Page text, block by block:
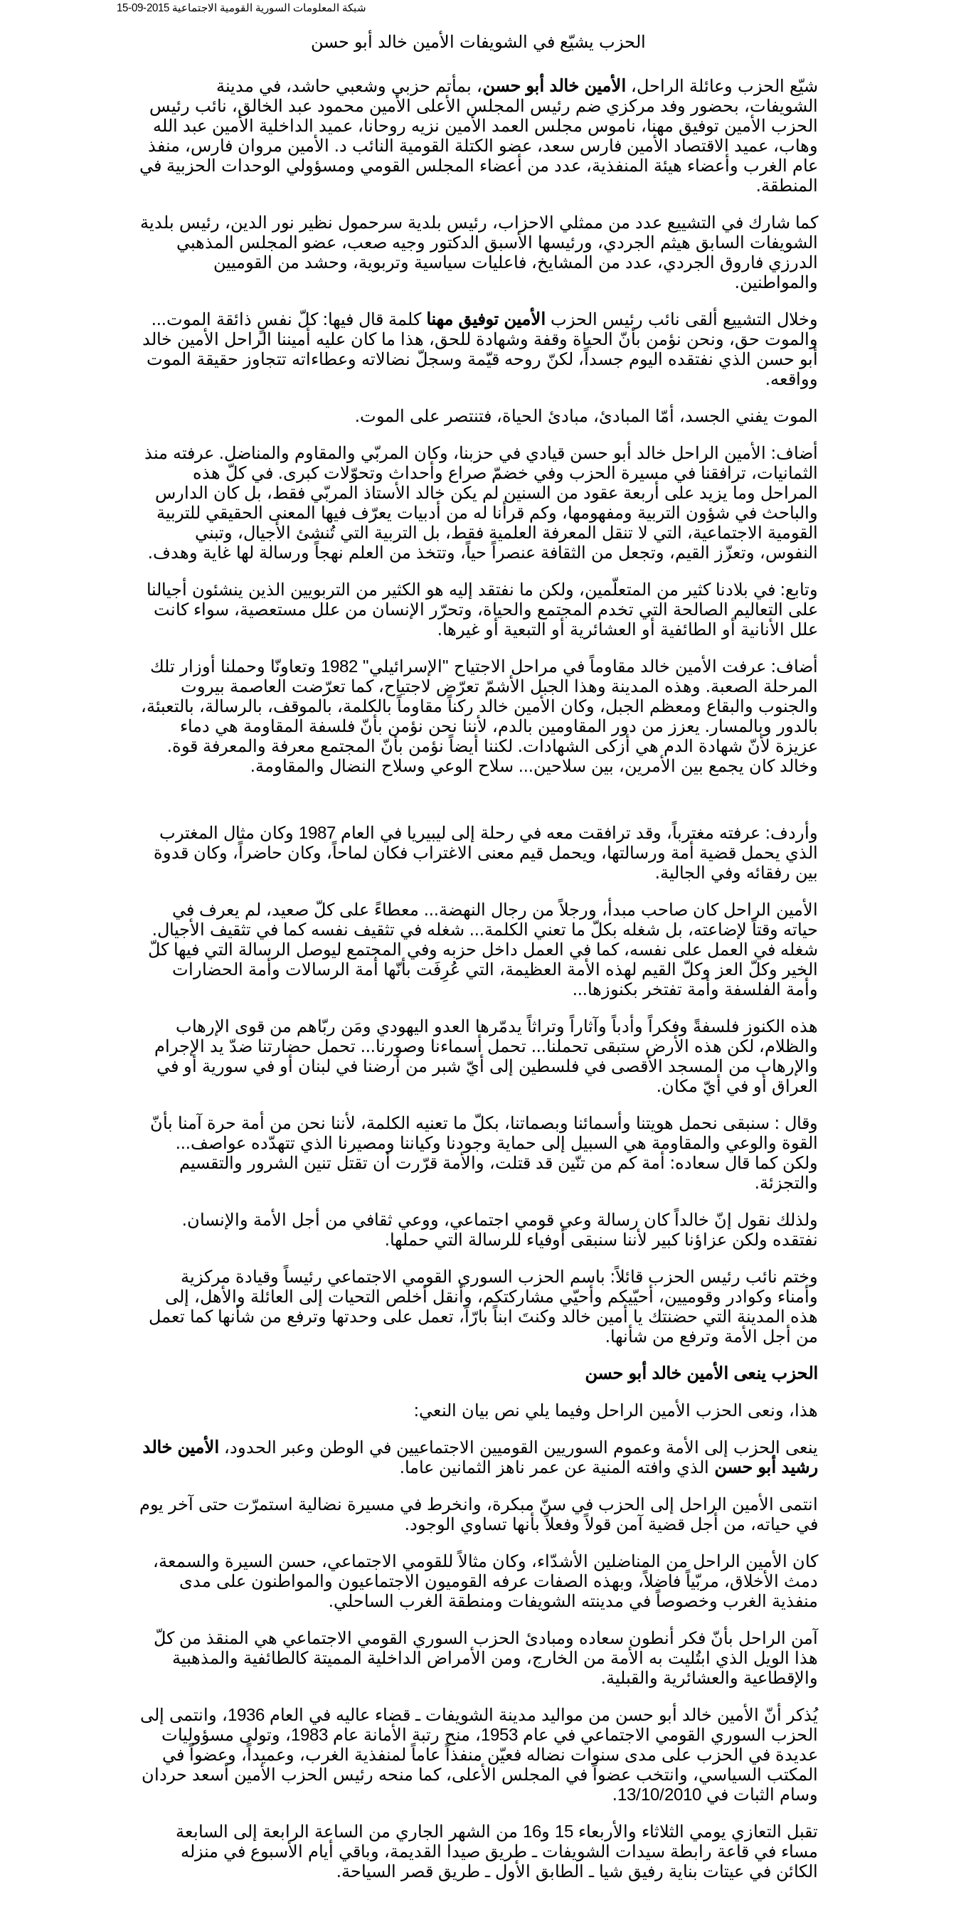
شبكة المعلومات السورية القومية الاجتماعية 2015-09-15
الحزب يشيّع في الشويفات الأمين خالد أبو حسن
شيّع الحزب وعائلة الراحل، الأمين خالد أبو حسن، بمأتم حزبي وشعبي حاشد، في مدينة
الشويفات، بحضور وفد مركزي ضم رئيس المجلس الأعلى الأمين محمود عبد الخالق، نائب رئيس
الحزب الأمين توفيق مهنا، ناموس مجلس العمد الأمين نزيه روحانا، عميد الداخلية الأمين عبد الله
وهاب، عميد الاقتصاد الأمين فارس سعد، عضو الكتلة القومية النائب د. الأمين مروان فارس، منفذ
عام الغرب وأعضاء هيئة المنفذية، عدد من أعضاء المجلس القومي ومسؤولي الوحدات الحزبية في
المنطقة.
كما شارك في التشييع عدد من ممثلي الاحزاب، رئيس بلدية سرحمول نظير نور الدين، رئيس بلدية
الشويفات السابق هيثم الجردي، ورئيسها الأسبق الدكتور وجيه صعب، عضو المجلس المذهبي
الدرزي فاروق الجردي، عدد من المشايخ، فاعليات سياسية وتربوية، وحشد من القوميين
والمواطنين.
وخلال التشييع ألقى نائب رئيس الحزب الأمين توفيق مهنا كلمة قال فيها: كلّ نفسٍ ذائقة الموت...
والموت حق، ونحن نؤمن بأنّ الحياة وقفة وشهادة للحق، هذا ما كان عليه أميننا الراحل الأمين خالد
أبو حسن الذي نفتقده اليوم جسداً، لكنّ روحه قيّمة وسجلّ نضالاته وعطاءاته تتجاوز حقيقة الموت
وواقعه.
الموت يفني الجسد، أمّا المبادئ، مبادئ الحياة، فتنتصر على الموت.
أضاف: الأمين الراحل خالد أبو حسن قيادي في حزبنا، وكان المربّي والمقاوم والمناضل. عرفته منذ
الثمانيات، ترافقنا في مسيرة الحزب وفي خضمّ صراع وأحداث وتحوّلات كبرى. في كلّ هذه
المراحل وما يزيد على أربعة عقود من السنين لم يكن خالد الأستاذ المربّي فقط، بل كان الدارس
والباحث في شؤون التربية ومفهومها، وكم قرأنا له من أدبيات يعرّف فيها المعنى الحقيقي للتربية
القومية الاجتماعية، التي لا تنقل المعرفة العلمية فقط، بل التربية التي تُنشئ الأجيال، وتبني
النفوس، وتعزّز القيم، وتجعل من الثقافة عنصراً حياً، وتتخذ من العلم نهجاً ورسالة لها غاية وهدف.
وتابع: في بلادنا كثير من المتعلّمين، ولكن ما نفتقد إليه هو الكثير من التربويين الذين ينشئون أجيالنا
على التعاليم الصالحة التي تخدم المجتمع والحياة، وتحرّر الإنسان من علل مستعصية، سواء كانت
علل الأنانية أو الطائفية أو العشائرية أو التبعية أو غيرها.
أضاف: عرفت الأمين خالد مقاوماً في مراحل الاجتياح "الإسرائيلي" 1982 وتعاونّا وحملنا أوزار تلك
المرحلة الصعبة. وهذه المدينة وهذا الجبل الأشمّ تعرّض لاجتياح، كما تعرّضت العاصمة بيروت
والجنوب والبقاع ومعظم الجبل، وكان الأمين خالد ركناً مقاوماً بالكلمة، بالموقف، بالرسالة، بالتعبئة،
بالدور وبالمسار. يعزز من دور المقاومين بالدم، لأننا نحن نؤمن بأنّ فلسفة المقاومة هي دماء
عزيزة لأنّ شهادة الدم هي أزكى الشهادات. لكننا أيضاً نؤمن بأنّ المجتمع معرفة والمعرفة قوة.
وخالد كان يجمع بين الأمرين، بين سلاحين... سلاح الوعي وسلاح النضال والمقاومة.
وأردف: عرفته مغترباً، وقد ترافقت معه في رحلة إلى ليبيريا في العام 1987 وكان مثال المغترب
الذي يحمل قضية أمة ورسالتها، ويحمل قيم معنى الاغتراب فكان لماحاً، وكان حاضراً، وكان قدوة
بين رفقائه وفي الجالية.
الأمين الراحل كان صاحب مبدأ، ورجلاً من رجال النهضة... معطاءً على كلّ صعيد، لم يعرف في
حياته وقتاً لإضاعته، بل شغله بكلّ ما تعني الكلمة... شغله في تثقيف نفسه كما في تثقيف الأجيال.
شغله في العمل على نفسه، كما في العمل داخل حزبه وفي المجتمع ليوصل الرسالة التي فيها كلّ
الخير وكلّ العز وكلّ القيم لهذه الأمة العظيمة، التي عُرِفَت بأنّها أمة الرسالات وأمة الحضارات
وأمة الفلسفة وأمة تفتخر بكنوزها...
هذه الكنوز فلسفةً وفكراً وأدباً وآثاراً وتراثاً يدمّرها العدو اليهودي ومَن ربّاهم من قوى الإرهاب
والظلام، لكن هذه الأرض ستبقى تحملنا... تحمل أسماءنا وصورنا... تحمل حضارتنا ضدّ يد الإجرام
والإرهاب من المسجد الأقصى في فلسطين إلى أيّ شبر من أرضنا في لبنان أو في سورية أو في
العراق أو في أيّ مكان.
وقال : سنبقى نحمل هويتنا وأسمائنا وبصماتنا، بكلّ ما تعنيه الكلمة، لأننا نحن من أمة حرة آمنا بأنّ
القوة والوعي والمقاومة هي السبيل إلى حماية وجودنا وكياننا ومصيرنا الذي تتهدّده عواصف...
ولكن كما قال سعاده: أمة كم من تنّين قد قتلت، والأمة قرّرت أن تقتل تنين الشرور والتقسيم
والتجزئة.
ولذلك نقول إنّ خالداً كان رسالة وعي قومي اجتماعي، ووعي ثقافي من أجل الأمة والإنسان.
نفتقده ولكن عزاؤنا كبير لأننا سنبقى أوفياء للرسالة التي حملها.
وختم نائب رئيس الحزب قائلاً: باسم الحزب السوري القومي الاجتماعي رئيساً وقيادة مركزية
وأمناء وكوادر وقوميين، أحيّيكم وأحيّي مشاركتكم، وأنقل أخلص التحيات إلى العائلة والأهل، إلى
هذه المدينة التي حضنتك يا أمين خالد وكنتَ ابناً بارّاً، تعمل على وحدتها وترفع من شأنها كما تعمل
من أجل الأمة وترفع من شأنها.
الحزب ينعى الأمين خالد أبو حسن
هذا، ونعى الحزب الأمين الراحل وفيما يلي نص بيان النعي:
ينعى الحزب إلى الأمة وعموم السوريين القوميين الاجتماعيين في الوطن وعبر الحدود،
الأمين خالد
رشيد أبو حسن الذي وافته المنية عن عمر ناهز الثمانين عاما.
انتمى الأمين الراحل إلى الحزب في سنّ مبكرة، وانخرط في مسيرة نضالية استمرّت حتى آخر يوم
في حياته، من أجل قضية آمن قولاً وفعلاً بأنها تساوي الوجود.
كان الأمين الراحل من المناضلين الأشدّاء، وكان مثالاً للقومي الاجتماعي، حسن السيرة والسمعة،
دمث الأخلاق، مربّياً فاضلاً، وبهذه الصفات عرفه القوميون الاجتماعيون والمواطنون على مدى
منفذية الغرب وخصوصاً في مدينته الشويفات ومنطقة الغرب الساحلي.
آمن الراحل بأنّ فكر أنطون سعاده ومبادئ الحزب السوري القومي الاجتماعي هي المنقذ من كلّ
هذا الويل الذي ابتُليت به الأمة من الخارج، ومن الأمراض الداخلية المميتة كالطائفية والمذهبية
والإقطاعية والعشائرية والقبلية.
يُذكر أنّ الأمين خالد أبو حسن من مواليد مدينة الشويفات ـ قضاء عاليه في العام 1936، وانتمى إلى
الحزب السوري القومي الاجتماعي في عام 1953، منح رتبة الأمانة عام 1983، وتولى مسؤوليات
عديدة في الحزب على مدى سنوات نضاله فعيّن منفذاً عاماً لمنفذية الغرب، وعميداً، وعضواً في
المكتب السياسي، وانتخب عضواً في المجلس الأعلى، كما منحه رئيس الحزب الأمين أسعد حردان
وسام الثبات في 13/10/2010.
تقبل التعازي يومي الثلاثاء والأربعاء 15 و16 من الشهر الجاري من الساعة الرابعة إلى السابعة
مساء في قاعة رابطة سيدات الشويفات ـ طريق صيدا القديمة، وباقي أيام الأسبوع في منزله
الكائن في عيتات بناية رفيق شيا ـ الطابق الأول ـ طريق قصر السياحة.